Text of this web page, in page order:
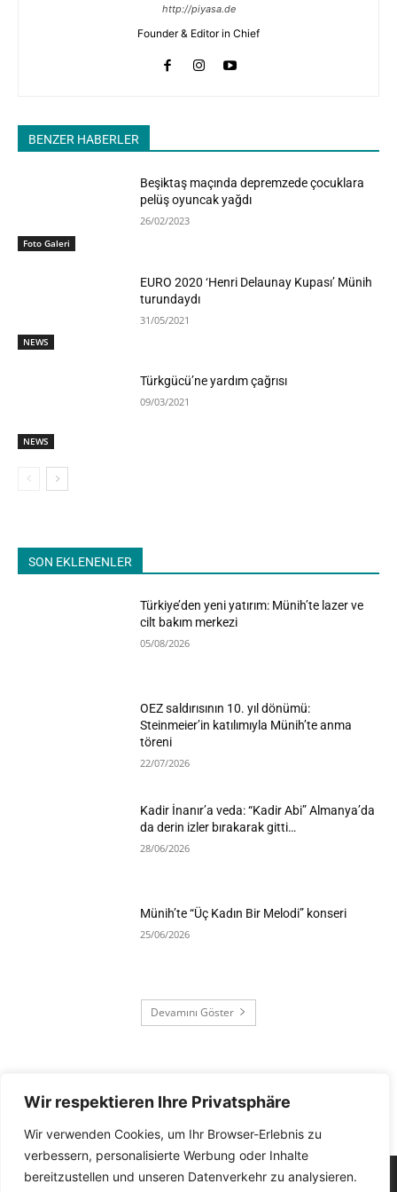
Wir respektieren Ihre Privatsphäre
Wir verwenden Cookies, um Ihr Browser-Erlebnis zu
verbessern, personalisierte Werbung oder Inhalte
bereitzustellen und unseren Datenverkehr zu analysieren.
http://piyasa.de
Founder & Editor in Chief
BENZER HABERLER
Foto Galeri
Beşiktaş maçında depremzede çocuklara
pelüş oyuncak yağdı
26/02/2023
NEWS
EURO 2020 ‘Henri Delaunay Kupası’ Münih
turundaydı
31/05/2021
NEWS
Türkgücü’ne yardım çağrısı
09/03/2021
SON EKLENENLER
Türkiye’den yeni yatırım: Münih’te lazer ve
cilt bakım merkezi
05/08/2026
OEZ saldırısının 10. yıl dönümü:
Steinmeier’in katılımıyla Münih’te anma
töreni
22/07/2026
Kadir İnanır’a veda: “Kadir Abi” Almanya’da
da derin izler bırakarak gitti…
28/06/2026
Münih’te “Üç Kadın Bir Melodi” konseri
25/06/2026
Devamını Göster